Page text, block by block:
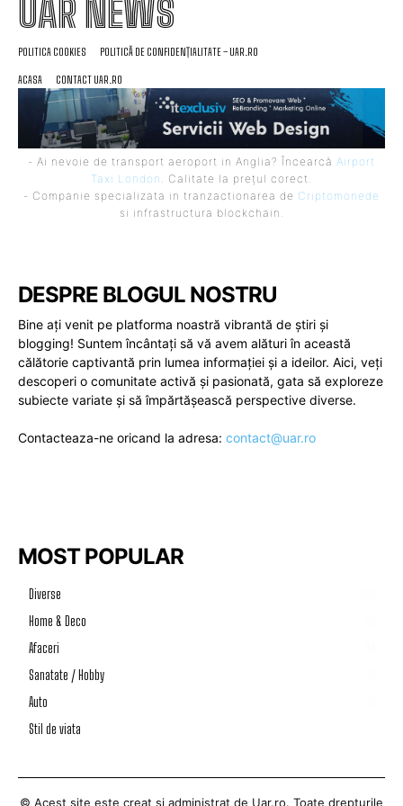
UAR NEWS
POLITICA COOKIES POLITICĂ DE CONFIDENȚIALITATE – UAR.RO
ACASA CONTACT UAR.RO
- Ai nevoie de transport aeroport in Anglia? Încearcă Airport
Taxi London
. Calitate la prețul corect.
- Companie specializata in tranzactionarea de Criptomonede
si infrastructura blockchain.
DESPRE BLOGUL NOSTRU
Bine ați venit pe platforma noastră vibrantă de știri și
blogging! Suntem încântați să vă avem alături în această
călătorie captivantă prin lumea informației și a ideilor. Aici, veți
descoperi o comunitate activă și pasionată, gata să exploreze
subiecte variate și să împărtășească perspective diverse.
Contacteaza-ne oricand la adresa: contact@uar.ro
MOST POPULAR
Diverse
Home & Deco
Afaceri
Sanatate / Hobby
Auto
Stil de viata
© Acest site este creat si administrat de Uar.ro. Toate drepturile